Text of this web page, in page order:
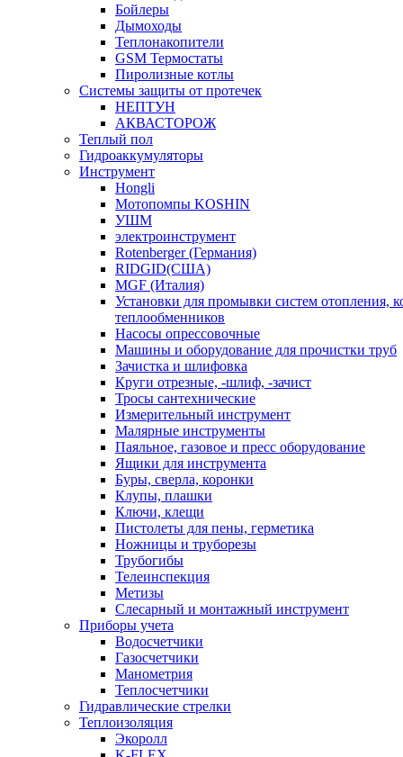
Бойлеры
Дымоходы
Теплонакопители
GSM Термостаты
Пиролизные котлы
Системы защиты от протечек
НЕПТУН
АКВАСТОРОЖ
Теплый пол
Гидроаккумуляторы
Инструмент
Hongli
Мотопомпы KOSHIN
УШМ
электроинструмент
Rotenberger (Германия)
RIDGID(США)
MGF (Италия)
Установки для промывки систем отопления,
теплообменников
Насосы опрессовочные
Машины и оборудование для прочистки труб
Зачистка и шлифовка
Круги отрезные, -шлиф, -зачист
Тросы сантехнические
Измерительный инструмент
Малярные инструменты
Паяльное, газовое и пресс оборудование
Ящики для инструмента
Буры, сверла, коронки
Клупы, плашки
Ключи, клещи
Пистолеты для пены, герметика
Ножницы и труборезы
Трубогибы
Телеинспекция
Метизы
Слесарный и монтажный инструмент
Приборы учета
Водосчетчики
Газосчетчики
Манометрия
Теплосчетчики
Гидравлические стрелки
Теплоизоляция
Экоролл